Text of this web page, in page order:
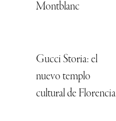
Montblanc
Gucci Storia: el
nuevo templo
cultural de Florencia